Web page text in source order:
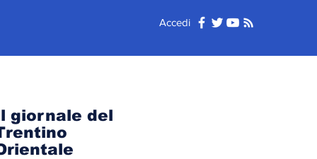
Accedi
giornale del